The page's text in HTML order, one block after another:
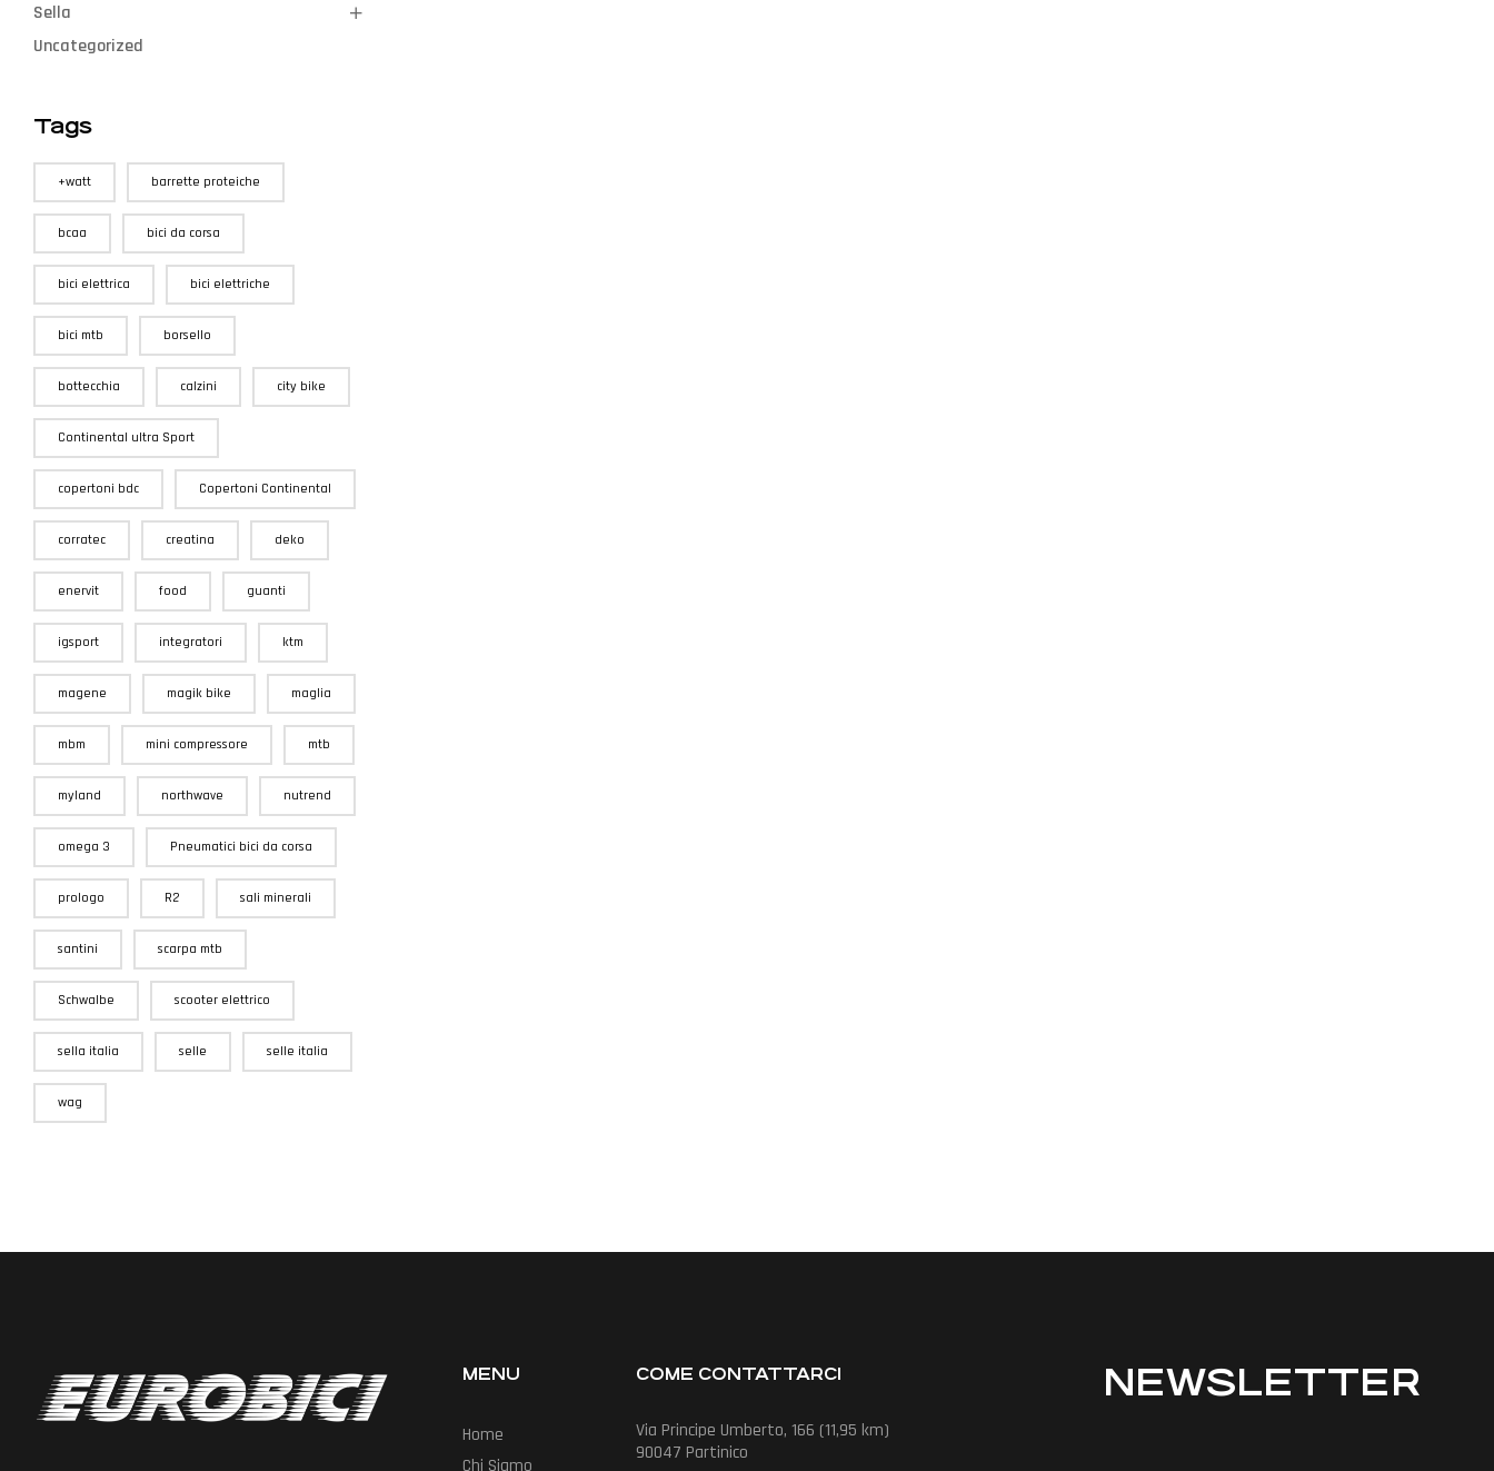
Sella
Uncategorized
Tags
+watt barrette proteiche
bcaa bici da corsa
bici elettrica bici elettriche
bici mtb borsello
bottecchia calzini city bike
Continental ultra Sport
copertoni bdc Copertoni Continental
corratec creatina deko
enervit food guanti
igsport integratori ktm
magene magik bike maglia
mbm mini compressore mtb
myland northwave nutrend
omega 3 Pneumatici bici da corsa
prologo R2 sali minerali
santini scarpa mtb
Schwalbe scooter elettrico
sella italia selle selle italia
wag
MENU
Home
Chi Siamo
COME CONTATTARCI
Via Principe Umberto, 166 (11,95 km)
90047 Partinico
NEWSLETTER